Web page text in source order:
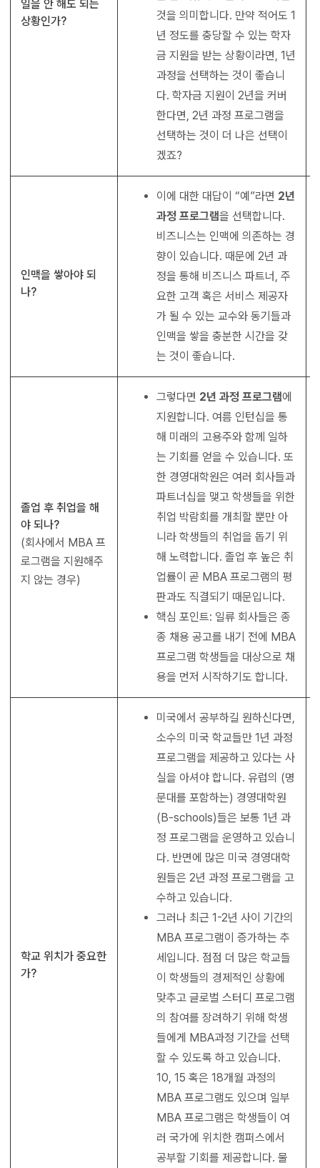
일을 안 해도 되는
상황인가?
것을 의미합니다. 만약 적어도 1
년 정도를 충당할 수 있는 학자
금 지원을 받는 상황이라면, 1년
과정을 선택하는 것이 좋습니
다. 학자금 지원이 2년을 커버
한다면, 2년 과정 프로그램을
선택하는 것이 더 나은 선택이
겠죠?
인맥을 쌓아야 되
나?
이에 대한 대답이 “예”라면 2년
과정 프로그램을 선택합니다.
비즈니스는 인맥에 의존하는 경
향이 있습니다. 때문에 2년 과
정을 통해 비즈니스 파트너, 주
요한 고객 혹은 서비스 제공자
가 될 수 있는 교수와 동기들과
인맥을 쌓을 충분한 시간을 갖
는 것이 좋습니다.
졸업 후 취업을 해
야 되나?
(회사에서 MBA 프
로그램을 지원해주
지 않는 경우)
그렇다면 2년 과정 프로그램에
지원합니다. 여름 인턴십을 통
해 미래의 고용주와 함께 일하
는 기회를 얻을 수 있습니다. 또
한 경영대학원은 여러 회사들과
파트너십을 맺고 학생들을 위한
취업 박람회를 개최할 뿐만 아
니라 학생들의 취업을 돕기 위
해 노력합니다. 졸업 후 높은 취
업률이 곧 MBA 프로그램의 평
판과도 직결되기 때문입니다.
핵심 포인트: 일류 회사들은 종
종 채용 공고를 내기 전에 MBA
프로그램 학생들을 대상으로 채
용을 먼저 시작하기도 합니다.
학교 위치가 중요한
가?
미국에서 공부하길 원하신다면,
소수의 미국 학교들만 1년 과정
프로그램을 제공하고 있다는 사
실을 아셔야 합니다. 유럽의 (명
문대를 포함하는) 경영대학원
(B-schools)들은 보통 1년 과
정 프로그램을 운영하고 있습니
다. 반면에 많은 미국 경영대학
원들은 2년 과정 프로그램을 고
수하고 있습니다.
그러나 최근 1-2년 사이 기간의
MBA 프로그램이 증가하는 추
세입니다. 점점 더 많은 학교들
이 학생들의 경제적인 상황에
맞추고 글로벌 스터디 프로그램
의 참여를 장려하기 위해 학생
들에게 MBA과정 기간을 선택
할 수 있도록 하고 있습니다.
10, 15 혹은 18개월 과정의
MBA 프로그램도 있으며 일부
MBA 프로그램은 학생들이 여
러 국가에 위치한 캠퍼스에서
공부할 기회를 제공합니다. 물